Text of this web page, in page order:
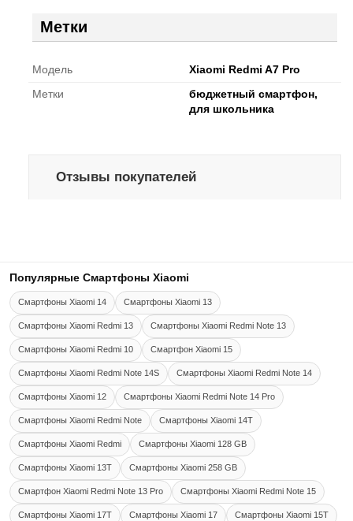
Метки
Модель
Xiaomi Redmi A7 Pro
Метки
бюджетный смартфон,
для школьника
Отзывы покупателей
Популярные Смартфоны Xiaomi
Смартфоны Xiaomi 14 Смартфоны Xiaomi 13
Смартфоны Xiaomi Redmi 13 Смартфоны Xiaomi Redmi Note 13
Смартфоны Xiaomi Redmi 10 Смартфон Xiaomi 15
Смартфоны Xiaomi Redmi Note 14S Смартфоны Xiaomi Redmi Note 14
Смартфоны Xiaomi 12 Смартфоны Xiaomi Redmi Note 14 Pro
Смартфоны Xiaomi Redmi Note Смартфоны Xiaomi 14T
Смартфоны Xiaomi Redmi Смартфоны Xiaomi 128 GB
Смартфоны Xiaomi 13T Смартфоны Xiaomi 258 GB
Смартфон Xiaomi Redmi Note 13 Pro Смартфоны Xiaomi Redmi Note 15
Смартфоны Xiaomi 17T Смартфоны Xiaomi 17 Смартфоны Xiaomi 15T